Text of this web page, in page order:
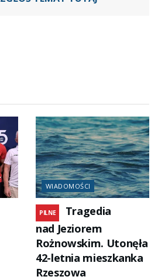
WIADOMOŚCI
PILNE
Tragedia
nad Jeziorem
Rożnowskim. Utonęła
42-letnia mieszkanka
Rzeszowa